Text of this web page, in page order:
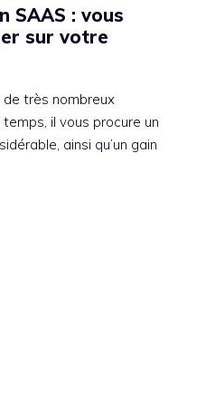
SAAS : vous
sur votre
très nombreux
il vous procure un
ainsi qu’un gain